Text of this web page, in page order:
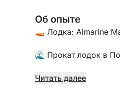
Об опыте
🚤 Лодка: Almarine
🌊 Прокат лодок в
📍 Местоположение:
Читать далее